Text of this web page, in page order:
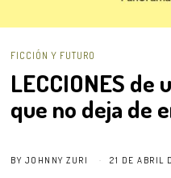
FICCIÓN Y FUTURO
LECCIONES de
que no deja de
BY JOHNNY ZURI 21 DE ABRIL